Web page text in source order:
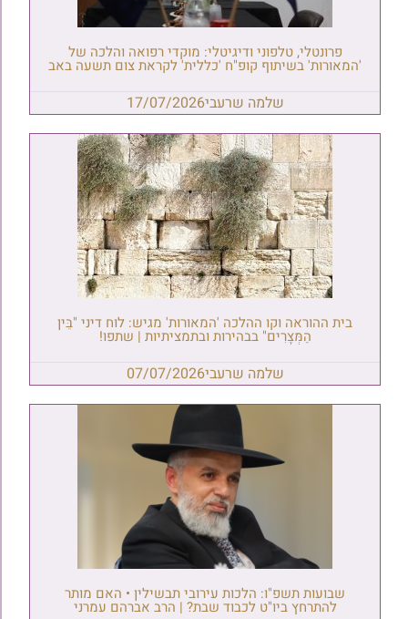
פרונטלי, טלפוני ודיגיטלי: מוקדי רפואה והלכה של
'המאורות' בשיתוף קופ"ח 'כללית' לקראת צום תשעה באב
שלמה שרעבי17/07/2026
בית ההוראה וקו ההלכה 'המאורות' מגיש: לוח דיני "בֵּין
הַמְּצָרִים" בבהירות ובתמציתיות | שתפו!
שלמה שרעבי07/07/2026
שבועות תשפ"ו: הלכות עירובי תבשילין • האם מותר
להתרחץ ביו"ט לכבוד שבת? | הרב אברהם עמרני